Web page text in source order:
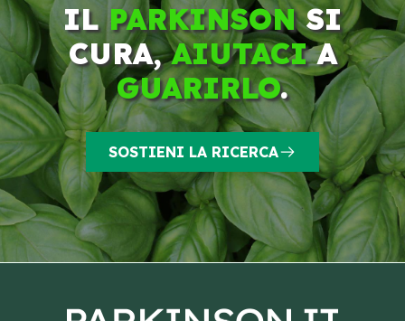
ILPARKINSONSI
CURA,AIUTACIA
GUARIRLO.
SOSTIENI LA RICERCA